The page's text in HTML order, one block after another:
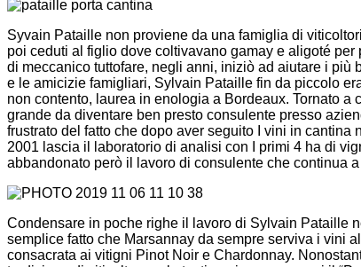
Syvain Pataille non proviene da una famiglia di
poi ceduti al figlio dove coltivavano gamay e aligoté
di meccanico tuttofare, negli anni, iniziò ad aiutare i più
e le amicizie famigliari, Sylvain Pataille fin da piccolo
non contento, laurea in enologia a Bordeaux. Tornato
grande da diventare ben presto consulente presso
frustrato del fatto che dopo aver seguito I vini in
2001 lascia il laboratorio di analisi con I primi 4 ha di
abbandonato però il lavoro di consulente che continua
Condensare in poche righe il lavoro di Sylvain Pataille
semplice fatto che Marsannay da sempre serviva i vini
consacrata ai vitigni Pinot Noir e Chardonnay.